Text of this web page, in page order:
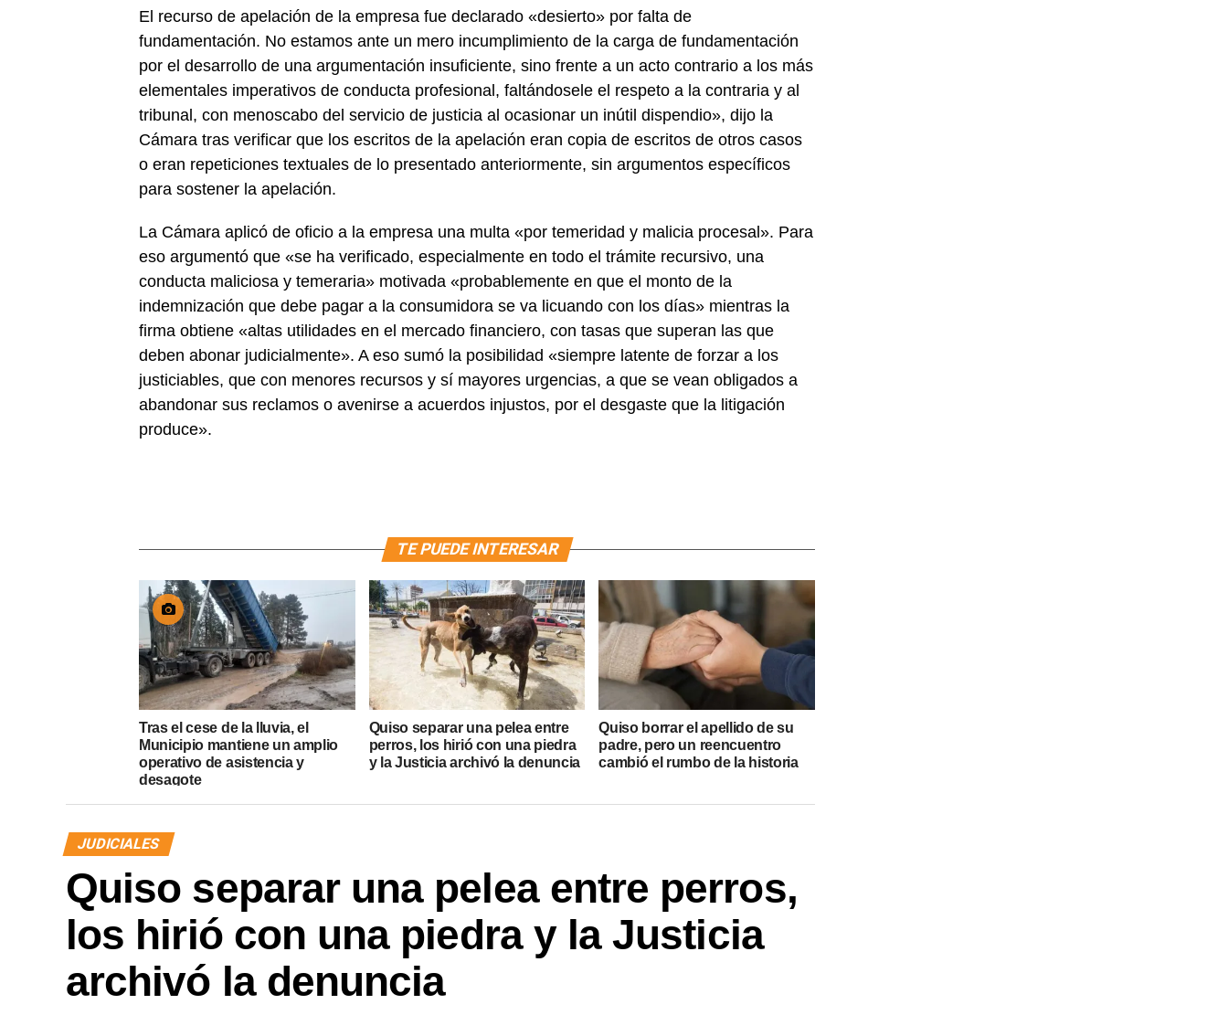
El recurso de apelación de la empresa fue declarado «desierto» por falta de
fundamentación. No estamos ante un mero incumplimiento de la carga de fundamentación
por el desarrollo de una argumentación insuficiente, sino frente a un acto contrario a los más
elementales imperativos de conducta profesional, faltándosele el respeto a la contraria y al
tribunal, con menoscabo del servicio de justicia al ocasionar un inútil dispendio», dijo la
Cámara tras verificar que los escritos de la apelación eran copia de escritos de otros casos
o eran repeticiones textuales de lo presentado anteriormente, sin argumentos específicos
para sostener la apelación.
La Cámara aplicó de oficio a la empresa una multa «por temeridad y malicia procesal». Para
eso argumentó que «se ha verificado, especialmente en todo el trámite recursivo, una
conducta maliciosa y temeraria» motivada «probablemente en que el monto de la
indemnización que debe pagar a la consumidora se va licuando con los días» mientras la
firma obtiene «altas utilidades en el mercado financiero, con tasas que superan las que
deben abonar judicialmente». A eso sumó la posibilidad «siempre latente de forzar a los
justiciables, que con menores recursos y sí mayores urgencias, a que se vean obligados a
abandonar sus reclamos o avenirse a acuerdos injustos, por el desgaste que la litigación
produce».
TE PUEDE INTERESAR
Tras el cese de la lluvia, el
Municipio mantiene un amplio
operativo de asistencia y
desagote
Quiso separar una pelea entre
perros, los hirió con una piedra
y la Justicia archivó la denuncia
Quiso borrar el apellido de su
padre, pero un reencuentro
cambió el rumbo de la historia
JUDICIALES
Quiso separar una pelea entre perros,
los hirió con una piedra y la Justicia
archivó la denuncia